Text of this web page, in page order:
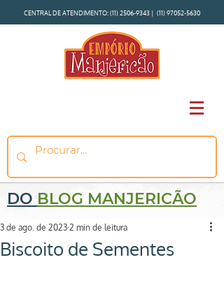
CENTRAL DE ATENDIMENTO:(11) 2506-9343 | (11) 97052-5630
DO BLOG MANJERICÃO
Biscoito de Sementes
3 de ago. de 2023 2 min de leitura